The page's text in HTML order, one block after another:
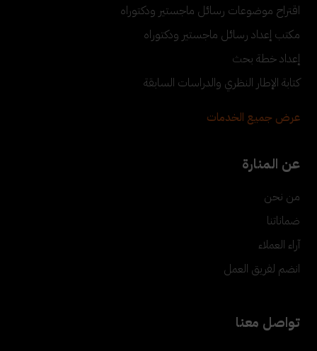
اقتراح موضوعات رسائل ماجستير ودكتوراه
مكتب إعداد رسائل ماجستير ودكتوراه
إعداد خطة بحث
كتابة الإطار النظري والدراسات السابقة
عرض جميع الخدمات
عن المنارة
من نحن
ضماناتنا
آراء العملاء
انضم لفريق العمل
تواصل معنا